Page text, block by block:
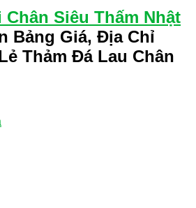
Siêu Thấm Nhật
Bảng Giá, Địa Chỉ
Thảm Đá Lau Chân